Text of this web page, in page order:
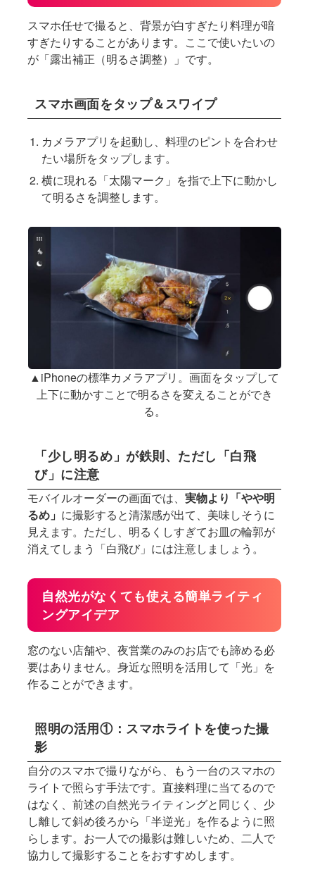
スマホ任せで撮ると、背景が白すぎたり料理が暗
すぎたりすることがあります。ここで使いたいの
が「露出補正（明るさ調整）」です。
スマホ画面をタップ＆スワイプ
カメラアプリを起動し、料理のピントを合わせ
たい場所をタップします。
横に現れる「太陽マーク」を指で上下に動かし
て明るさを調整します。
▲iPhoneの標準カメラアプリ。画面をタップして
上下に動かすことで明るさを変えることができ
る。
「少し明るめ」が鉄則、ただし「白飛
び」に注意
モバイルオーダーの画面では、実物より「やや明
るめ」 に撮影すると清潔感が出て、美味しそうに
見えます。ただし、明るくしすぎてお皿の輪郭が
消えてしまう「白飛び」には注意しましょう。
自然光がなくても使える簡単ライティ
ングアイデア
窓のない店舗や、夜営業のみのお店でも諦める必
要はありません。身近な照明を活用して「光」を
作ることができます。
照明の活用①：スマホライトを使った撮
影
自分のスマホで撮りながら、もう一台のスマホの
ライトで照らす手法です。直接料理に当てるので
はなく、前述の自然光ライティングと同じく、少
し離して斜め後ろから「半逆光」を作るように照
らします。お一人での撮影は難しいため、二人で
協力して撮影することをおすすめします。